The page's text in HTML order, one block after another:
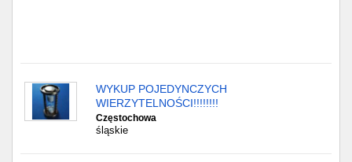
WYKUP POJEDYNCZYCH
WIERZYTELNOŚCI!!!!!!!!
Częstochowa
śląskie
Częstochowa